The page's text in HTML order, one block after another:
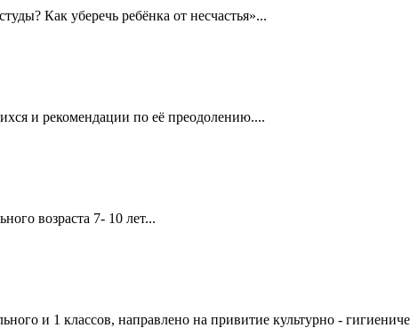
Как уберечь ребёнка от несчастья»...
и рекомендации по её преодолению....
возраста 7- 10 лет...
и 1 классов, направлено на привитие культурно -